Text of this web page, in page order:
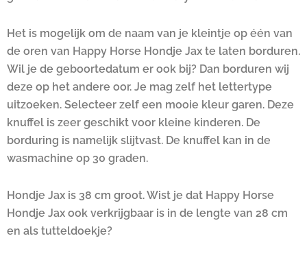
Het is mogelijk om de naam van je kleintje op één van
de oren van Happy Horse Hondje Jax te laten borduren.
Wil je de geboortedatum er ook bij? Dan borduren wij
deze op het andere oor. Je mag zelf het lettertype
uitzoeken. Selecteer zelf een mooie kleur garen. Deze
knuffel is zeer geschikt voor kleine kinderen. De
borduring is namelijk slijtvast. De knuffel kan in de
wasmachine op 30 graden.
Hondje Jax is 38 cm groot. Wist je dat Happy Horse
Hondje Jax ook verkrijgbaar is in de lengte van 28 cm
en als tutteldoekje?